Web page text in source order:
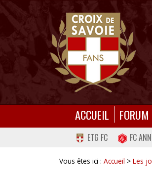
ACCUEIL FORUM
ETG FC FC
Vous êtes ici : Accueil > Les